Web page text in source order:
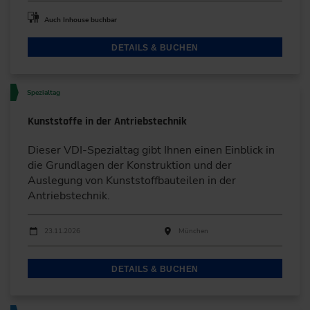
Auch Inhouse buchbar
DETAILS & BUCHEN
Spezialtag
Kunststoffe in der Antriebstechnik
Dieser VDI-Spezialtag gibt Ihnen einen Einblick in
die Grundlagen der Konstruktion und der
Auslegung von Kunststoffbauteilen in der
Antriebstechnik.
Durchführungen
Veranstaltungsdatum
23.11.2026 München
DETAILS & BUCHEN